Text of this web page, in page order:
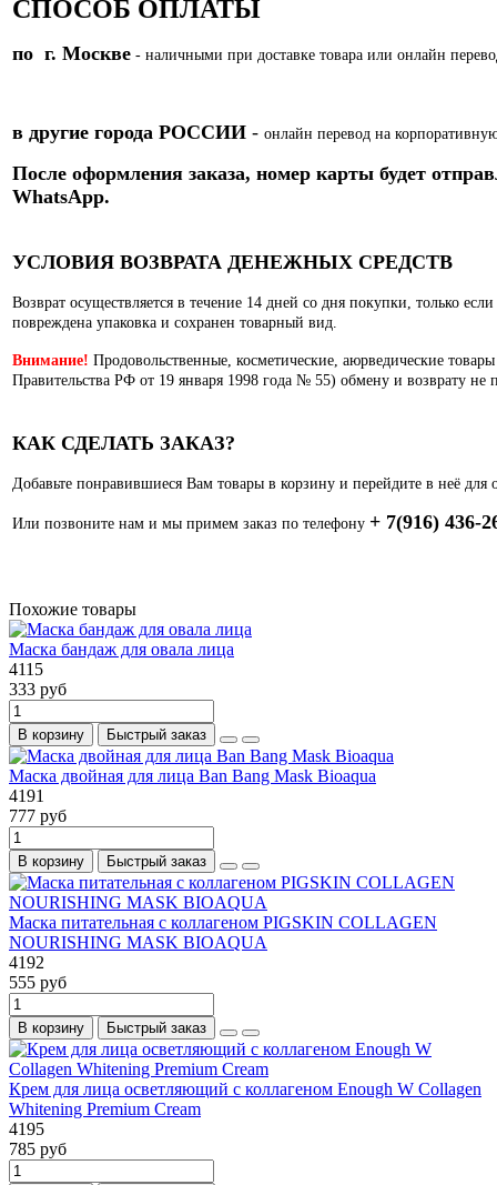
СПОСОБ ОПЛАТЫ
по г. Москве - наличными при доставке товара или онлайн
в другие города РОССИИ - онлайн перевод на
После оформления заказа, номер карты будет
WhatsApp.
УСЛОВИЯ ВОЗВРАТА ДЕНЕЖНЫХ СРЕДСТВ
Возврат осуществляется в течение 14 дней со дня покупки, только
повреждена упаковка и сохранен товарный вид.
Внимание! Продовольственные, косметические, аюрведические
Правительства РФ от 19 января 1998 года № 55) обмену и возврату не
КАК СДЕЛАТЬ ЗАКАЗ?
Добавьте понравившиеся Вам товары в корзину и перейдите в неё для
Или позвоните нам и мы примем заказ по телефону + 7(916) 436-
Похожие товары
Маска бандаж для овала лица
4115
333 руб
В корзину Быстрый заказ
Маска двойная для лица Ban Bang Mask Bioaqua
4191
777 руб
В корзину Быстрый заказ
Маска питательная с коллагеном PIGSKIN COLLAGEN
NOURISHING MASK BIOAQUA
4192
555 руб
В корзину Быстрый заказ
Крем для лица осветляющий с коллагеном Enough W Collagen
Whitening Premium Cream
4195
785 руб